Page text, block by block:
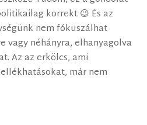
korrekt 😉 És az
nem fókuszálhat
vagy néhányra, elhanyagolva
Az az erkölcs, ami
már nem